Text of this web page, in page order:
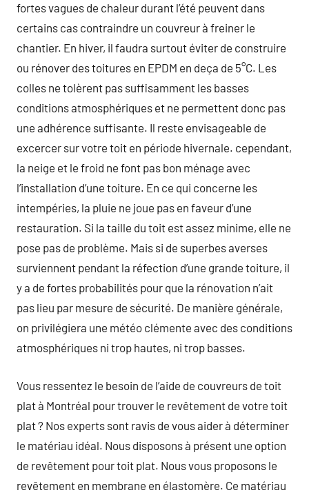
fortes vagues de chaleur durant l’été peuvent dans
certains cas contraindre un couvreur à freiner le
chantier. En hiver, il faudra surtout éviter de construire
ou rénover des toitures en EPDM en deça de 5°C. Les
colles ne tolèrent pas suffisamment les basses
conditions atmosphériques et ne permettent donc pas
une adhérence suffisante. Il reste envisageable de
excercer sur votre toit en période hivernale. cependant,
la neige et le froid ne font pas bon ménage avec
l’installation d’une toiture. En ce qui concerne les
intempéries, la pluie ne joue pas en faveur d’une
restauration. Si la taille du toit est assez minime, elle ne
pose pas de problème. Mais si de superbes averses
surviennent pendant la réfection d’une grande toiture, il
y a de fortes probabilités pour que la rénovation n’ait
pas lieu par mesure de sécurité. De manière générale,
on privilégiera une météo clémente avec des conditions
atmosphériques ni trop hautes, ni trop basses.
Vous ressentez le besoin de l’aide de couvreurs de toit
plat à Montréal pour trouver le revêtement de votre toit
plat ? Nos experts sont ravis de vous aider à déterminer
le matériau idéal. Nous disposons à présent une option
de revêtement pour toit plat. Nous vous proposons le
revêtement en membrane en élastomère. Ce matériau